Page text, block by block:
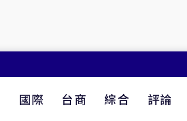
國際 台商 綜合 評論